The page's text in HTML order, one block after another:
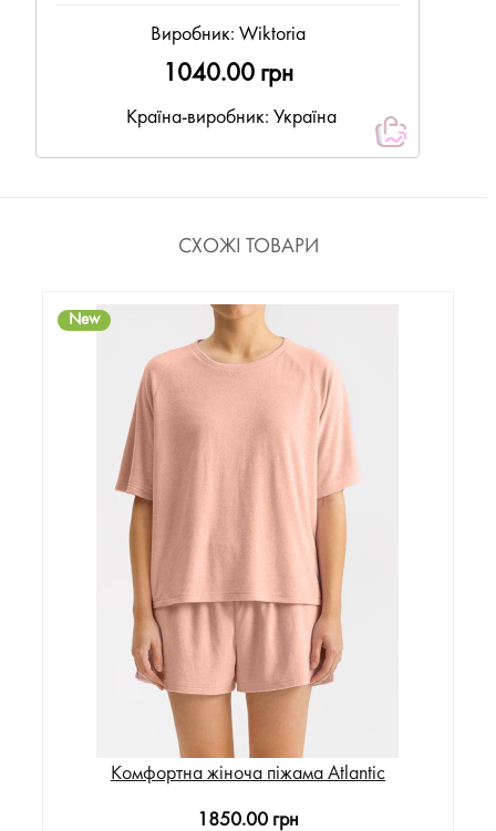
Виробник: Wiktoria
1040.00 грн
Країна-виробник: Україна
СХОЖІ ТОВАРИ
New
Комфортна жіноча піжама Atlantic
1850.00 грн